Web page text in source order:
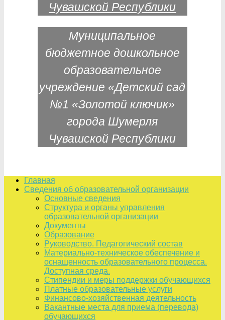
Муниципальное
бюджетное дошкольное
образовательное
учреждение «Детский сад
№1 «Золотой ключик»
города Шумерля
Чувашской Республики
Главная
Сведения об образовательной организации
Основные сведения
Структура и органы управления
образовательной организации
Документы
Образование
Руководство. Педагогический состав
Материально-техническое обеспечение и
оснащенность образовательного процесса.
Доступная среда.
Стипендии и меры поддержки обучающихся
Платные образовательные услуги
Финансово-хозяйственная деятельность
Вакантные места для приема (перевода)
обучающихся